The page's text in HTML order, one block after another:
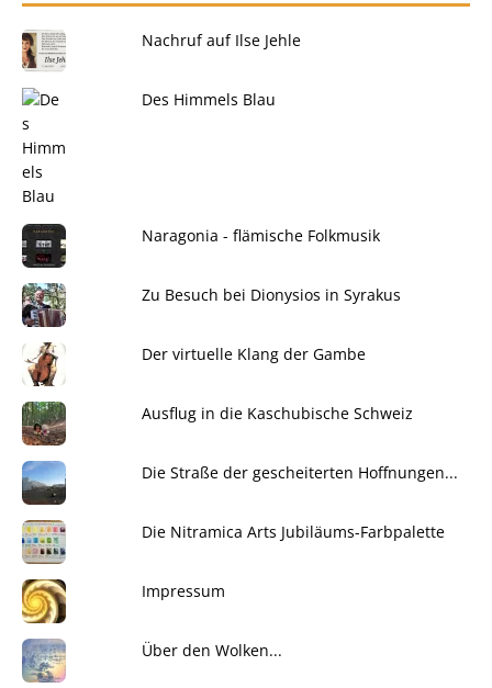
Nachruf auf Ilse Jehle
Des Himmels Blau
Naragonia - flämische Folkmusik
Zu Besuch bei Dionysios in Syrakus
Der virtuelle Klang der Gambe
Ausflug in die Kaschubische Schweiz
Die Straße der gescheiterten Hoffnungen...
Die Nitramica Arts Jubiläums-Farbpalette
Impressum
Über den Wolken...